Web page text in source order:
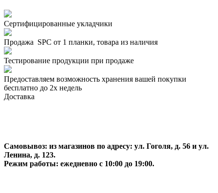
Сертифицированные укладчики
Продажа SPC от 1 планки, товара из наличия
Тестирование продукции при продаже
Предоставляем возможность хранения вашей покупки
бесплатно до 2х недель
Доставка
Самовывоз: из магазинов по адресу: ул. Гоголя, д. 56 и ул.
Ленина, д. 123.
Режим работы: ежедневно с 10:00 до 19:00.